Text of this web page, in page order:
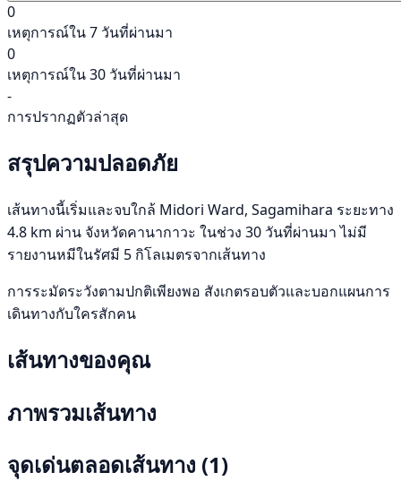
0
เหตุการณ์ใน 7 วันที่ผ่านมา
0
เหตุการณ์ใน 30 วันที่ผ่านมา
-
การปรากฏตัวล่าสุด
สรุปความปลอดภัย
เส้นทางนี้เริ่มและจบใกล้ Midori Ward, Sagamihara ระยะทาง
4.8 km ผ่าน จังหวัดคานากาวะ ในช่วง 30 วันที่ผ่านมา ไม่มี
รายงานหมีในรัศมี 5 กิโลเมตรจากเส้นทาง
การระมัดระวังตามปกติเพียงพอ สังเกตรอบตัวและบอกแผนการ
เดินทางกับใครสักคน
เส้นทางของคุณ
ภาพรวมเส้นทาง
จุดเด่นตลอดเส้นทาง (1)